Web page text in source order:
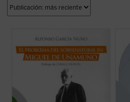
El problema del sobrenatural
fin del hombre
centrales en la obra de Miguel de Unamuno,
acaso la que articule todo su pensamiento.
Y probablemente haya que considerarlo
como un pionero del que ...(ver ficha)